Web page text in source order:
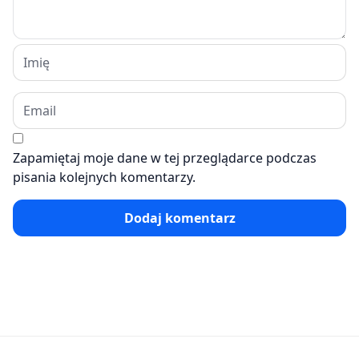
Zapamiętaj moje dane w tej przeglądarce podczas
pisania kolejnych komentarzy.
Dodaj komentarz